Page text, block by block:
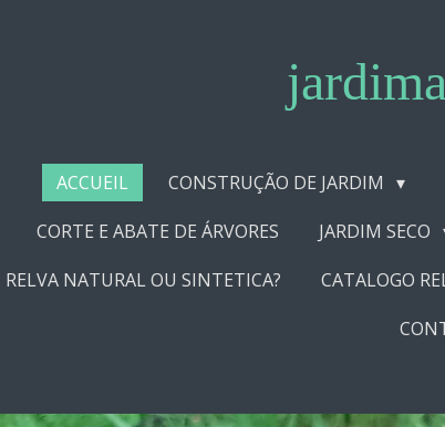
ACCUEIL CONSTRUÇÃO DE JARDIM
CORTE E ABATE DE ÁRVORES
JARDIM SECO
RELVA NATURAL OU SINTETICA?
CATALOGO